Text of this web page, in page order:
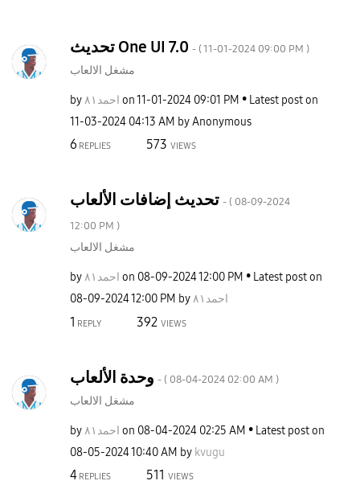
تحديث One UI 7.0 - (‎11-01-2024 09:00 PM )
مشغل الالعاب
by احمد٨١ on‎11-01-2024 09:01 PM
Latest post on
‎11-03-2024 04:13 AM byAnonymous
6 REPLIES 573 VIEWS
تحديث إضافات الألعاب - ( ‎08-09-2024
12:00 PM )
مشغل الالعاب
by احمد٨١ on ‎08-09-202412:00 PM
Latest post on
‎08-09-202412:00 PM by احمد٨١
1 REPLY 392 VIEWS
- ( ‎08-04-2024 02:00 AM )
مشغل الالعاب
by احمد٨١ on ‎08-04-2024 02:25 AM
Latest post on
‎08-05-202410:40 AM by kvugu
4REPLIES 511 VIEWS